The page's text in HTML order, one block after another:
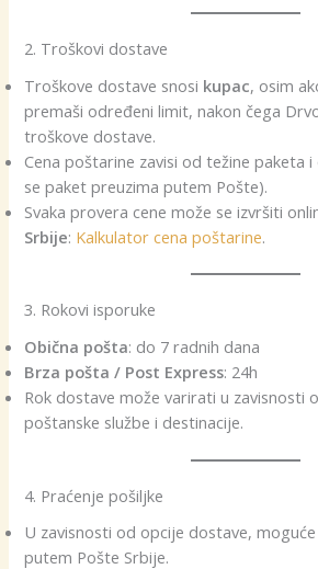
2. Troškovi dostave
Troškove dostave snosi kupac, osim
premaši određeni limit, nakon čega
troškove dostave.
Cena poštarine zavisi od težine paketa
se paket preuzima putem Pošte).
Svaka provera cene može se izvršiti
Srbije: Kalkulator cena poštarine.
3. Rokovi isporuke
Obična pošta: do 7 radnih dana
Brza pošta / Post Express: 24h
Rok dostave može varirati u zavisnosti
poštanske službe i destinacije.
4. Praćenje pošiljke
U zavisnosti od opcije dostave,
putem Pošte Srbije.